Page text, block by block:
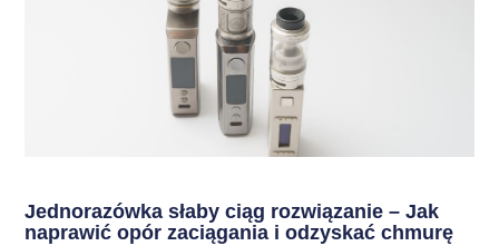
Jednorazówka słaby ciąg rozwiązanie – Jak
naprawić opór zaciągania i odzyskać chmurę